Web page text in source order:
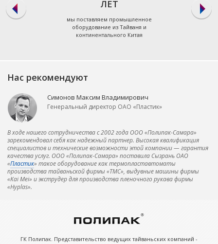
ЛЕТ
мы поставляем промышленное
оборудование из Тайваня и
континентального Китая
Нас рекомендуют
Симонов Максим Владимирович
Генеральный директор ОАО «Пластик»
В ходе нашего сотрудничества с 2002 года ООО «Полипак-Самара»
зарекомендовал себя как надежный партнер. Высокая квалификация
специалистов и технические возможности этой компании — гарантия
качества услуг. ООО «Полипак-Самара» поставила Сызрань ОАО
«Пластик» такое оборудование как термопластавтоматы
производства тайваньской фирмы «ТМС», выдувные машины фирмы
«Kai Mei» и экструдер для производства пленочного рукава фирмы
«Hyplas».
ГК Полипак. Представительство ведущих тайваньских компаний -